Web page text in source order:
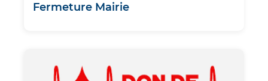
Fermeture Mairie